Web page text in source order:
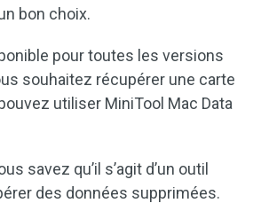
bon choix.
pour toutes les versions
souhaitez récupérer une carte
utiliser MiniTool Mac Data
savez qu’il s’agit d’un outil
des données supprimées.